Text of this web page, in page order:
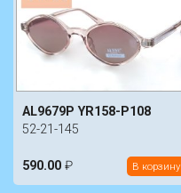
AL9679P YR158-P108
52-21-145
590.00 ₽ В корзину